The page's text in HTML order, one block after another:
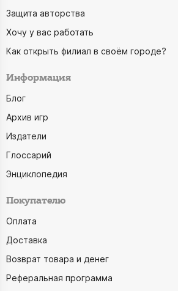
Защита авторства
Хочу у вас работать
Как открыть филиал в своём городе?
Информация
Блог
Архив игр
Издатели
Глоссарий
Энциклопедия
Покупателю
Оплата
Доставка
Возврат товара и денег
Реферальная программа